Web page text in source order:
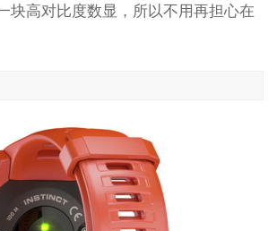
块高对比度数显，所以不用再担心在